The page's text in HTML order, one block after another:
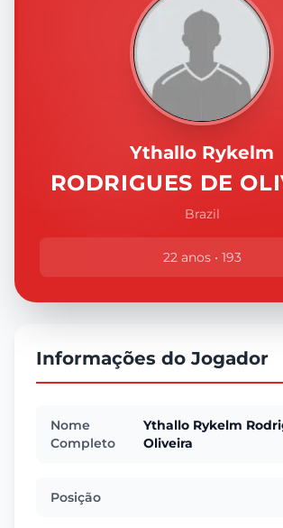
Ythallo Rykelm
RODRIGUES DE
Brazil
22 anos • 193
Informações do Jogador
Nome
Completo
Ythallo Rykelm
Oliveira
Posição